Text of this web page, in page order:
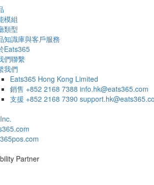
模組
類型
知識庫與客戶服務
Eats365
們聯繫
我們
Eats365 Hong Kong Limited
銷售 +852 2168 7388 info.hk@eats365.com
支援 +852 2168 7390
Partner